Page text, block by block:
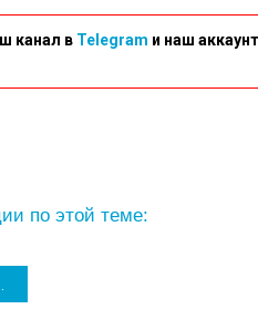
канал в Telegram и наш
по этой теме: